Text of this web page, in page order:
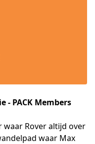
- PACK Members
Rover altijd over
waar Max